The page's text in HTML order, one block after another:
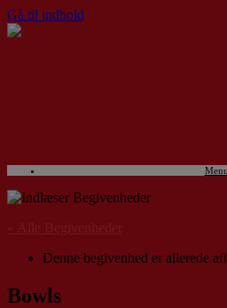
Gå til indhold
Menu
Denne begivenhed er allerede
Bowls